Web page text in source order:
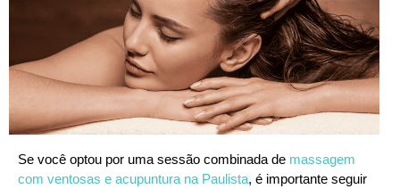
Se você optou por uma sessão combinada de massagem
com ventosas e acupuntura na Paulista, é importante seguir